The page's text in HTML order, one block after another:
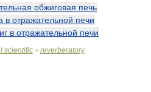
обжиговая печь
в отражательной печи
в отражательной печи
scientific > reverberatory